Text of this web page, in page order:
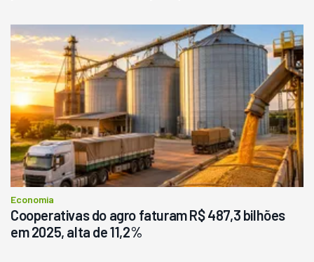
Economia
Cooperativas do agro faturam R$ 487,3 bilhões
em 2025, alta de 11,2%